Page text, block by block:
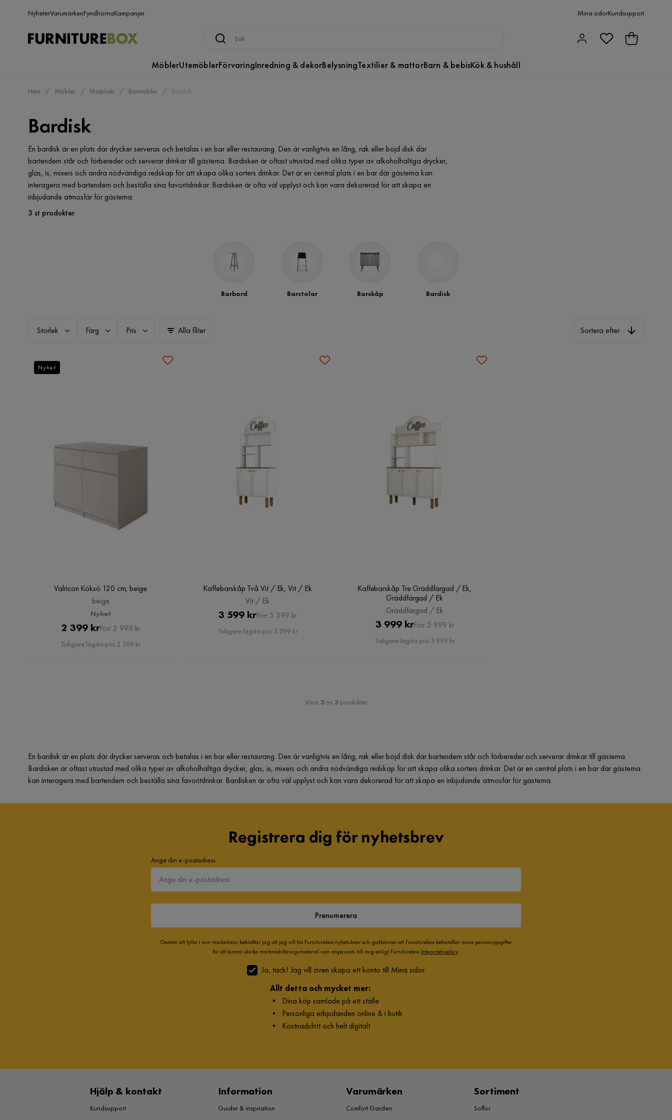
NyheterVarumärkenFyndhörnaKampanjer Mina sidorKundsupport
MöblerUtemöblerFörvaringInredning & dekorBelysningTextilier & mattorBarn & bebisKök & hushåll
Hem Möbler Matplats Barmöbler Bardisk
Bardisk
En bardisk är en plats där drycker serveras och betalas i en bar eller restaurang. Den är vanligtvis en lång, rak eller böjd disk där
bartendern står och förbereder och serverar drinkar till gästerna. Bardisken är oftast utrustad med olika typer av alkoholhaltiga drycker,
glas, is, mixers och andra nödvändiga redskap för att skapa olika sorters drinkar. Det är en central plats i en bar där gästerna kan
interagera med bartendern och beställa sina favoritdrinkar. Bardisken är ofta väl upplyst och kan vara dekorerad för att skapa en
inbjudande atmosfär för gästerna.
3 st produkter
Barbord Barstolar Barskåp Bardisk
Storlek Färg Pris Alla filter Sortera efter
Valricon Köksö 120 cm, beige
beige
Nyhet
Pris
2 399 krOriginal
Pris
Förr 2 999 kr
Tidigare lägsta pris 2 399 kr
Nyhet
Kaffebarskåp Två Vit / Ek, Vit / Ek
Vit / Ek
Pris
3 599 krOriginal
Pris
Förr 5 399 kr
Tidigare lägsta pris 3 599 kr
Kaffebarskåp Tre Gräddfärgad / Ek,
Gräddfärgad / Ek
Gräddfärgad / Ek
Pris
3 999 krOriginal
Pris
Förr 5 999 kr
Tidigare lägsta pris 3 999 kr
Visar3 av3 produkter
En bardisk är en plats där drycker serveras och betalas i en bar eller restaurang. Den är vanligtvis en lång, rak eller böjd disk där bartendern står och förbereder och serverar drinkar till gästerna.
Bardisken är oftast utrustad med olika typer av alkoholhaltiga drycker, glas, is, mixers och andra nödvändiga redskap för att skapa olika sorters drinkar. Det är en central plats i en bar där gästerna
kan interagera med bartendern och beställa sina favoritdrinkar. Bardisken är ofta väl upplyst och kan vara dekorerad för att skapa en inbjudande atmosfär för gästerna.
Registrera dig för nyhetsbrev
Ange din e-postadress
Prenumerera
Genom att fylla i min mailadress bekräftar jag att jag vill ha Furniturebox nyhetsbrev och godkänner att Furniturebox behandlar mina personuppgifter
för att kunna skicka marknadsföringsmaterial som anpassats till mig enligt Furniturebox Integritetspolicy.
Ja, tack! Jag vill även skapa ett konto till Mina sidor.
Allt detta och mycket mer:
• Dina köp samlade på ett ställe
• Personliga erbjudanden online & i butik
• Kostnadsfritt och helt digitalt
Hjälp & kontakt
Kundsupport
Information
Guider & inspiration
Varumärken
Comfort Garden
Sortiment
Soffor